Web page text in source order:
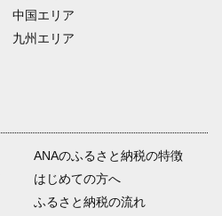
中国エリア
九州エリア
ANAのふるさと納税の特徴
はじめての方へ
ふるさと納税の流れ